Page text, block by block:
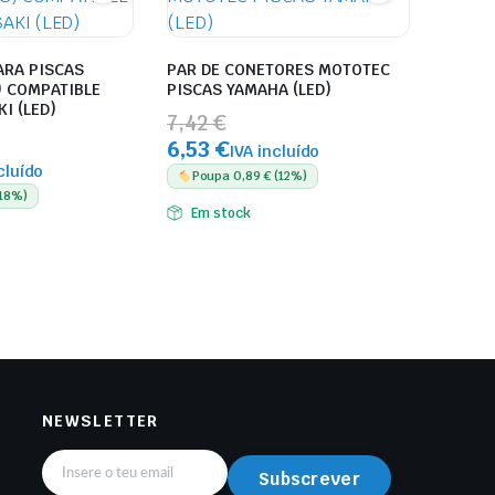
PISCAS
(LED)
PAR DE CONETORES MOTOTEC
PISCAS YAMAHA (LED)
7,42 €
6,53 €IVA incluído
Poupa 0,89 € (12%)
Em stock
NEWSLETTER
Subscrever